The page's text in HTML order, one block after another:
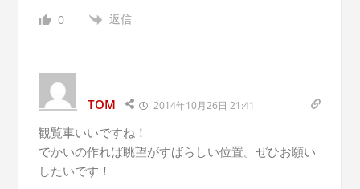
0 返信
TOM 2014年10月26日 21:41
観覧車いいですね！
でかいの作れば眺望がすばらしい位置。ぜひお願い
したいです！